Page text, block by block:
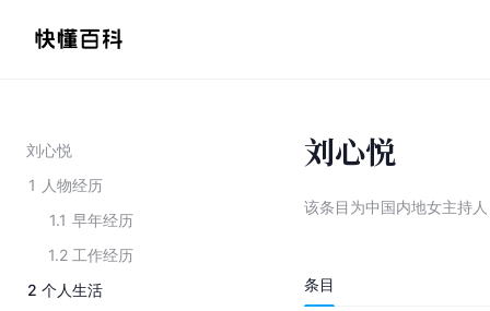
刘心悦
1 人物经历
1.1 早年经历
1.2 工作经历
2 个人生活
刘心悦
该条目为中国内地女主持人
条目